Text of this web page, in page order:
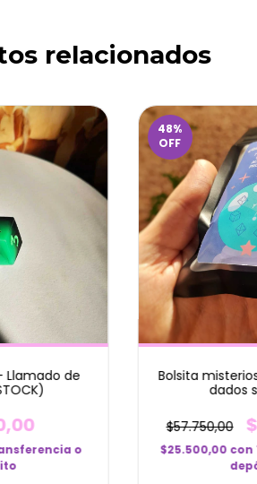
relacionados
Llamado de
o
48%
OFF
Bolsita
dados
$57.750,00
$25.500,00 con